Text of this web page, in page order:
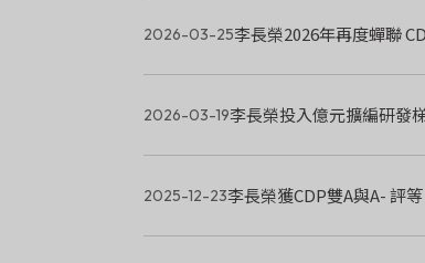
2026-03-25李長榮2026年再度蟬聯
2026-03-19李長榮投入億元擴編研發
2025-12-23李長榮獲CDP雙A與A- 評